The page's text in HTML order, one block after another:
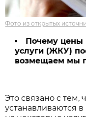
Фото из открытых
Почему
услуги (ЖКУ)
возмещаем мы
Это связано с тем,
устанавливаются в